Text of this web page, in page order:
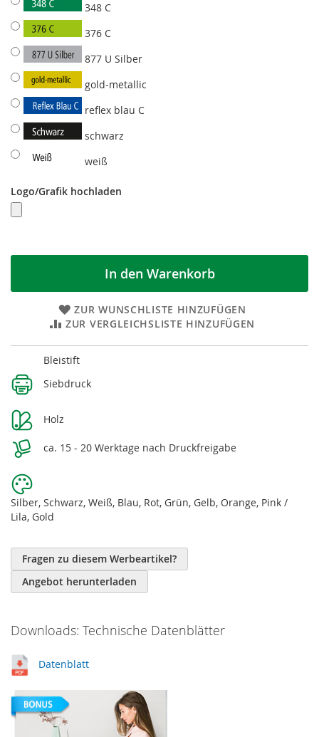
348 C
376 C
877 U Silber
gold-metallic
reflex blau C
schwarz
weiß
Logo/Grafik hochladen
In den Warenkorb
ZUR WUNSCHLISTE HINZUFÜGEN
ZUR VERGLEICHSLISTE HINZUFÜGEN
Informationen
Bleistift
Siebdruck
Holz
ca. 15 - 20 Werktage nach Druckfreigabe
Silber, Schwarz, Weiß, Blau, Rot, Grün, Gelb, Orange, Pink /
Lila, Gold
Fragen zu diesem Werbeartikel?
Angebot herunterladen
Downloads: Technische Datenblätter
Datenblatt